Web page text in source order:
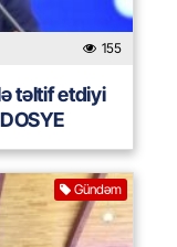
155
təltif etdiyi
Gündəm